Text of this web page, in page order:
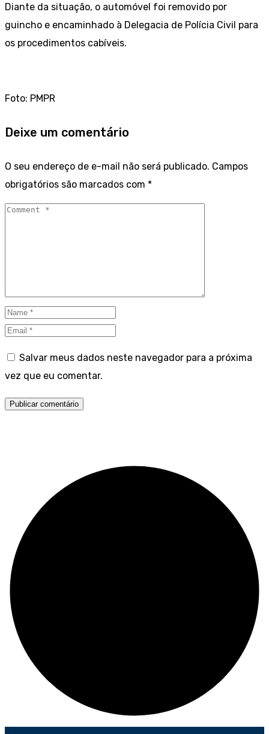
Diante da situação, o automóvel foi removido por
guincho e encaminhado à Delegacia de Polícia Civil para
os procedimentos cabíveis.
Foto: PMPR
Deixe um comentário
O seu endereço de e-mail não será publicado. Campos
obrigatórios são marcados com *
Salvar meus dados neste navegador para a próxima
vez que eu comentar.